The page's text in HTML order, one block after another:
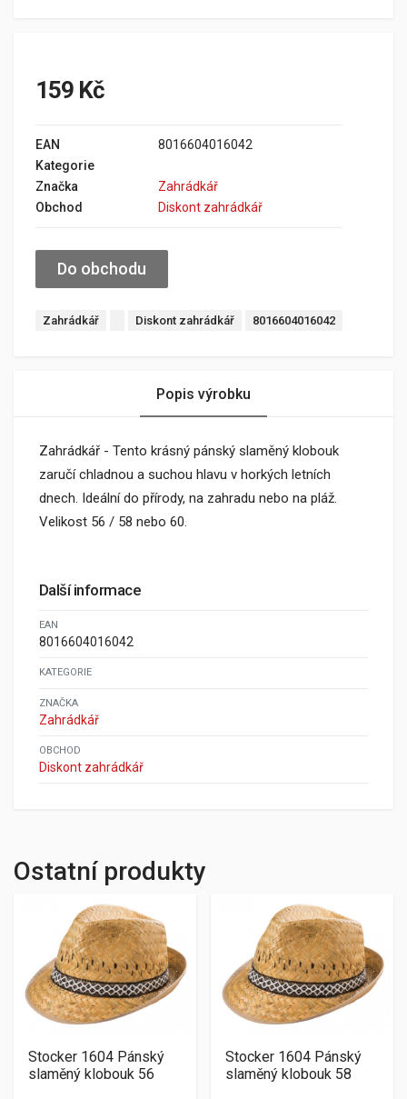
159 Kč
EAN
8016604016042
Kategorie
Značka
Zahrádkář
Obchod
Diskont zahrádkář
Do obchodu
Zahrádkář Diskont zahrádkář 8016604016042
Popis výrobku
Zahrádkář - Tento krásný pánský slaměný klobouk
zaručí chladnou a suchou hlavu v horkých letních
dnech. Ideální do přírody, na zahradu nebo na pláž.
Velikost 56 / 58 nebo 60.
Další informace
EAN
8016604016042
KATEGORIE
ZNAČKA
Zahrádkář
OBCHOD
Diskont zahrádkář
Ostatní produkty
Stocker 1604 Pánský
slaměný klobouk 56
Stocker 1604 Pánský
slaměný klobouk 58